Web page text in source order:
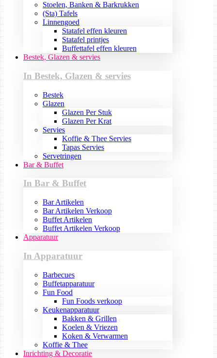
Stoelen, Banken & Barkrukken
(Sta) Tafels
Linnengoed
Statafel effen kleuren
Statafel printjes
Buffettafel effen kleuren
Bestek, Glazen & servies
In Bestek, Glazen & servies
Bestek
Glazen
Glazen Per Stuk
Glazen Per Krat
Servies
Koffie & Thee Servies
Tapas Servies
Servetringen
Bar & Buffet
In Bar & Buffet
Bar Artikelen
Bar Artikelen Verkoop
Buffet Artikelen
Buffet Artikelen Verkoop
Apparatuur
In Apparatuur
Barbecues
Buffetapparatuur
Fun Food
Fun Foods verkoop
Keukenapparatuur
Bakken & Grillen
Koelen & Vriezen
Koken & Verwarmen
Koffie & Thee
Inrichting & Decoratie